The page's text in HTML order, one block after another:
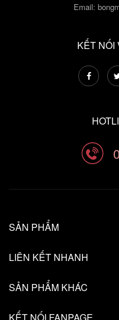
Email:
KẾT NỐI
SẢN PHẨM
LIÊN KẾT NHANH
SẢN PHẨM KHÁC